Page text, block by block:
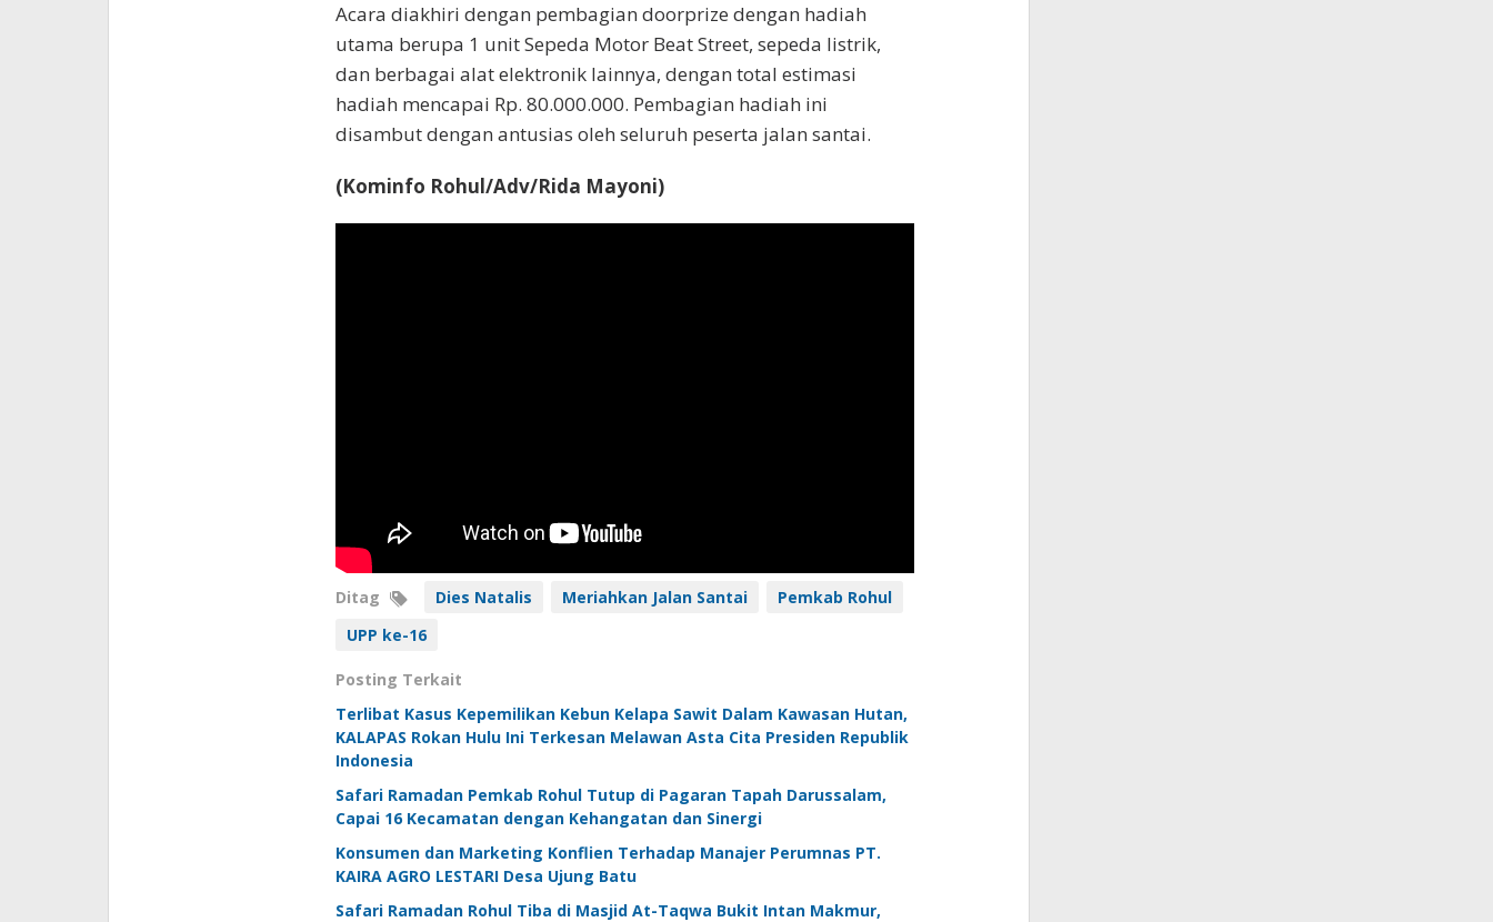
Acara diakhiri dengan pembagian doorprize dengan hadiah
utama berupa 1 unit Sepeda Motor Beat Street, sepeda listrik,
dan berbagai alat elektronik lainnya, dengan total estimasi
hadiah mencapai Rp. 80.000.000. Pembagian hadiah ini
disambut dengan antusias oleh seluruh peserta jalan santai.
(Kominfo Rohul/Adv/Rida Mayoni)
Ditag Dies Natalis Meriahkan Jalan Santai
Pemkab Rohul
UPP ke-16
Posting Terkait
Terlibat Kasus Kepemilikan Kebun Kelapa Sawit Dalam Kawasan Hutan,
KALAPAS Rokan Hulu Ini Terkesan Melawan Asta Cita Presiden Republik
Indonesia
Safari Ramadan Pemkab Rohul Tutup di Pagaran Tapah Darussalam,
Capai 16 Kecamatan dengan Kehangatan dan Sinergi
Konsumen dan Marketing Konflien Terhadap Manajer Perumnas PT.
KAIRA AGRO LESTARI Desa Ujung Batu
Safari Ramadan Rohul Tiba di Masjid At-Taqwa Bukit Intan Makmur,